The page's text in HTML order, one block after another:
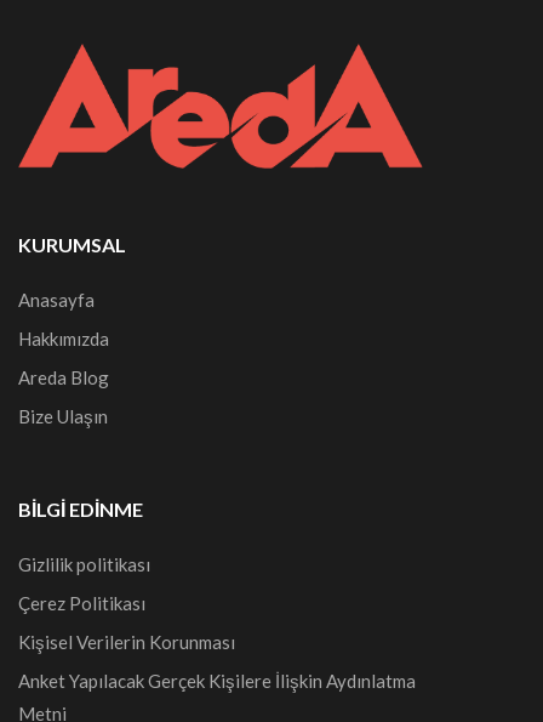
KURUMSAL
Anasayfa
Hakkımızda
Areda Blog
Bize Ulaşın
BILGI EDINME
Gizlilik politikası
Çerez Politikası
Kişisel Verilerin Korunması
Anket Yapılacak Gerçek Kişilere İlişkin Aydınlatma
Metni